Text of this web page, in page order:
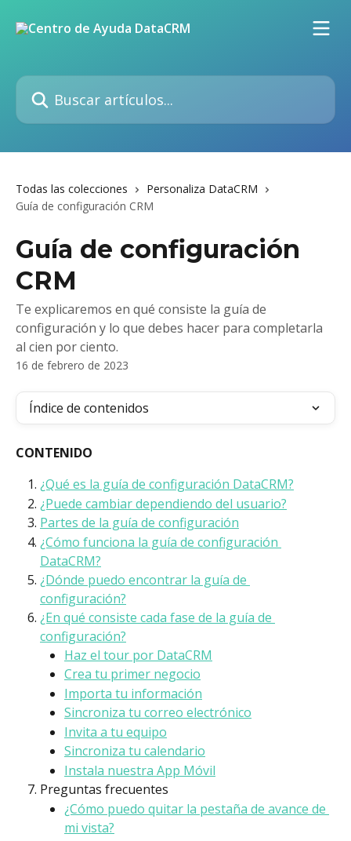
Buscar artículos...
Todas las colecciones
Personaliza DataCRM
Guía de configuración CRM
Guía de configuración
CRM
Te explicaremos en qué consiste la guía de
configuración y lo que debes hacer para completarla
al cien por ciento.
16 de febrero de 2023
Índice de contenidos
CONTENIDO
¿Qué es la guía de configuración DataCRM?
¿Puede cambiar dependiendo del usuario?
Partes de la guía de configuración
¿Cómo funciona la guía de configuración
DataCRM?
¿Dónde puedo encontrar la guía de
configuración?
¿En qué consiste cada fase de la guía de
configuración?
Haz el tour por DataCRM
Crea tu primer negocio
Importa tu información
Sincroniza tu correo electrónico
Invita a tu equipo
Sincroniza tu calendario
Instala nuestra App Móvil
Preguntas frecuentes
¿Cómo puedo quitar la pestaña de avance de
mi vista?